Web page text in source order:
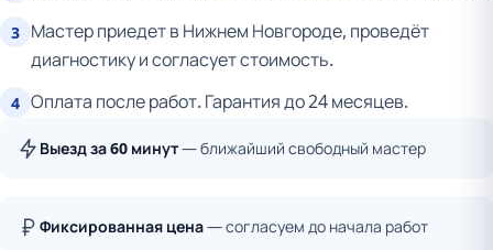
3 Мастер приедет в Нижнем Новгороде, проведёт
диагностику и согласует стоимость.
4 Оплата после работ. Гарантия до 24 месяцев.
Выезд за 60 минут— ближайший свободный мастер
Фиксированная цена— согласуем до начала работ